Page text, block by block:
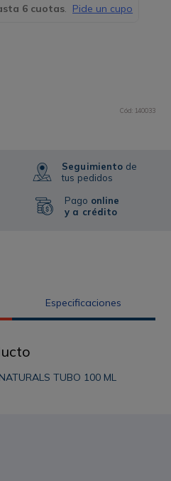
Cód: 140033
Seguimiento de
tus pedidos
Pago online
y a crédito
Especificaciones
TUBO 100 ML